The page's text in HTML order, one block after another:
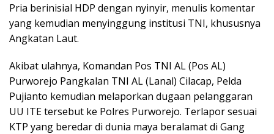
Pria berinisial HDP dengan nyinyir, menulis komentar
yang kemudian menyinggung institusi TNI, khususnya
Angkatan Laut.
Akibat ulahnya, Komandan Pos TNI AL (Pos AL)
Purworejo Pangkalan TNI AL (Lanal) Cilacap, Pelda
Pujianto kemudian melaporkan dugaan pelanggaran
UU ITE tersebut ke Polres Purworejo. Terlapor sesuai
KTP yang beredar di dunia maya beralamat di Gang